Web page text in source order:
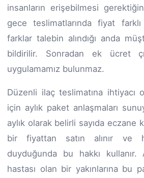
insanların erişebilmesi
gece teslimatlarında fiyat
farklar talebin alındığı anda
bildirilir. Sonradan ek ücret
uygulamamız bulunmaz.
Düzenli ilaç teslimatına ihtiyacı
için aylık paket anlaşmaları
aylık olarak belirli sayıda eczane
bir fiyattan satın alınır ve
duyduğunda bu hakkı
hastası olan bir yakınlarına bu